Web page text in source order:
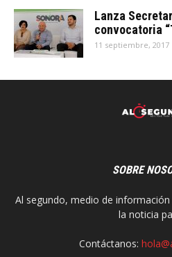
Lanza
convocatoria
11 septiembre, 2017
SOBRE
Al segundo, medio de
la noticia
Contáctanos: